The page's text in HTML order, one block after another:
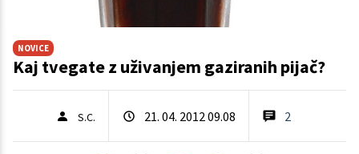
NOVICE
Kaj tvegate z uživanjem gaziranih pijač?
S.C. 21. 04. 2012 09.08 2